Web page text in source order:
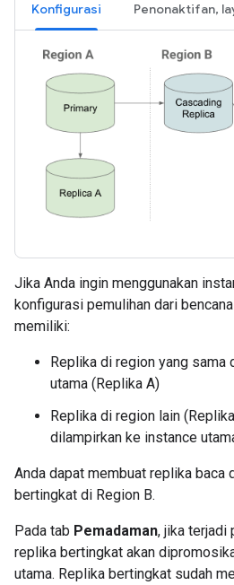
Konfigurasi
Jika Anda ingin menggunakan
konfigurasi pemulihan dari
memiliki:
Replika di region yang sama
utama (Replika A)
Replika di region lain
dilampirkan ke instance
Anda dapat membuat replika baca
bertingkat di Region B.
Pada tab Pemadaman, jika terjadi
replika bertingkat akan
utama. Replika bertingkat sudah